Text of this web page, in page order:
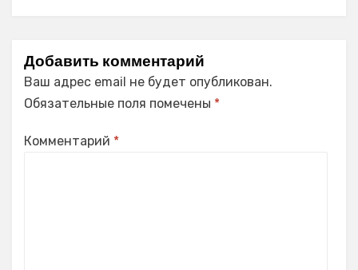
Добавить комментарий
Ваш адрес email не будет опубликован.
Обязательные поля помечены *
Комментарий *